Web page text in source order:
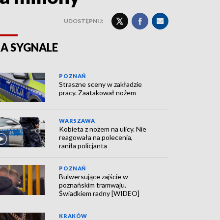
UDOSTĘPNIJ:
SYGNALE
POZNAŃ
Straszne sceny w zakładzie
pracy. Zaatakował nożem
WARSZAWA
Kobieta z nożem na ulicy. Nie
reagowała na polecenia,
raniła policjanta
POZNAŃ
Bulwersujące zajście w
poznańskim tramwaju.
Świadkiem radny [WIDEO]
KRAKÓW